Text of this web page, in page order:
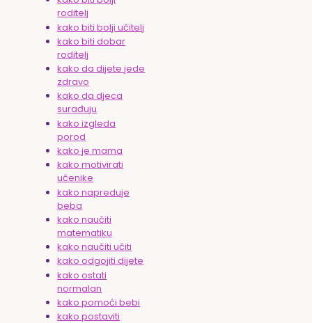
roditelj
kako biti bolji učitelj
kako biti dobar
roditelj
kako da dijete jede
zdravo
kako da djeca
surađuju
kako izgleda
porod
kako je mama
kako motivirati
učenike
kako napreduje
beba
kako naučiti
matematiku
kako naučiti učiti
kako odgojiti dijete
kako ostati
normalan
kako pomoći bebi
kako postaviti